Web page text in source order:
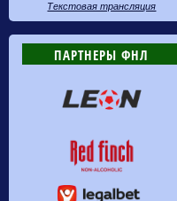
Текстовая трансляция
ПАРТНЕРЫ ФНЛ